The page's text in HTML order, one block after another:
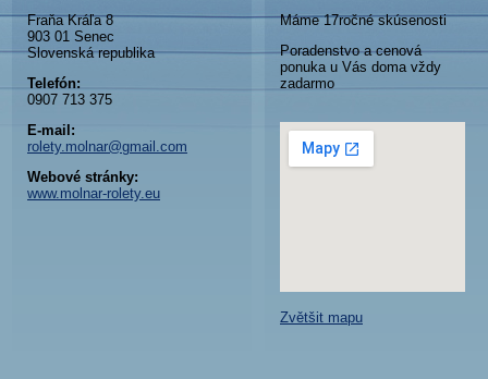
Fraňa Kráľa 8
903 01 Senec
Slovenská republika
Telefón:
0907 713 375
E-mail:
rolety.molnar@gmail.com
Webové stránky:
www.molnar-rolety.eu
Máme 17ročné skúsenosti
Poradenstvo a cenová
ponuka u Vás doma vždy
zadarmo
Zvětšit mapu